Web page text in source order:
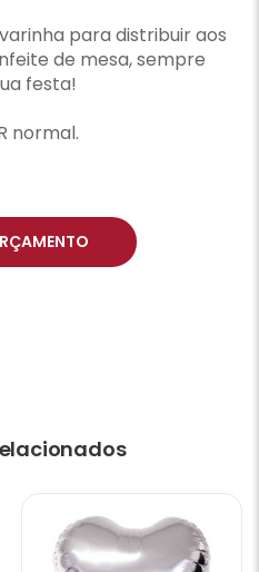
para distribuir aos
de mesa, sempre
festa!
normal.